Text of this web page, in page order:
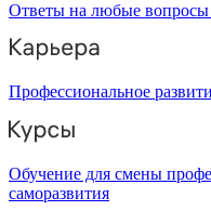
Ответы на любые
Профессиональное
Обучение для смены
саморазвития